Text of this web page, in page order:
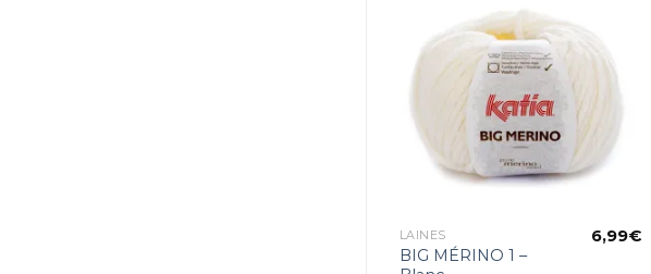
d’envies
LAINES
BIG MÉRINO 1 –
6,99€